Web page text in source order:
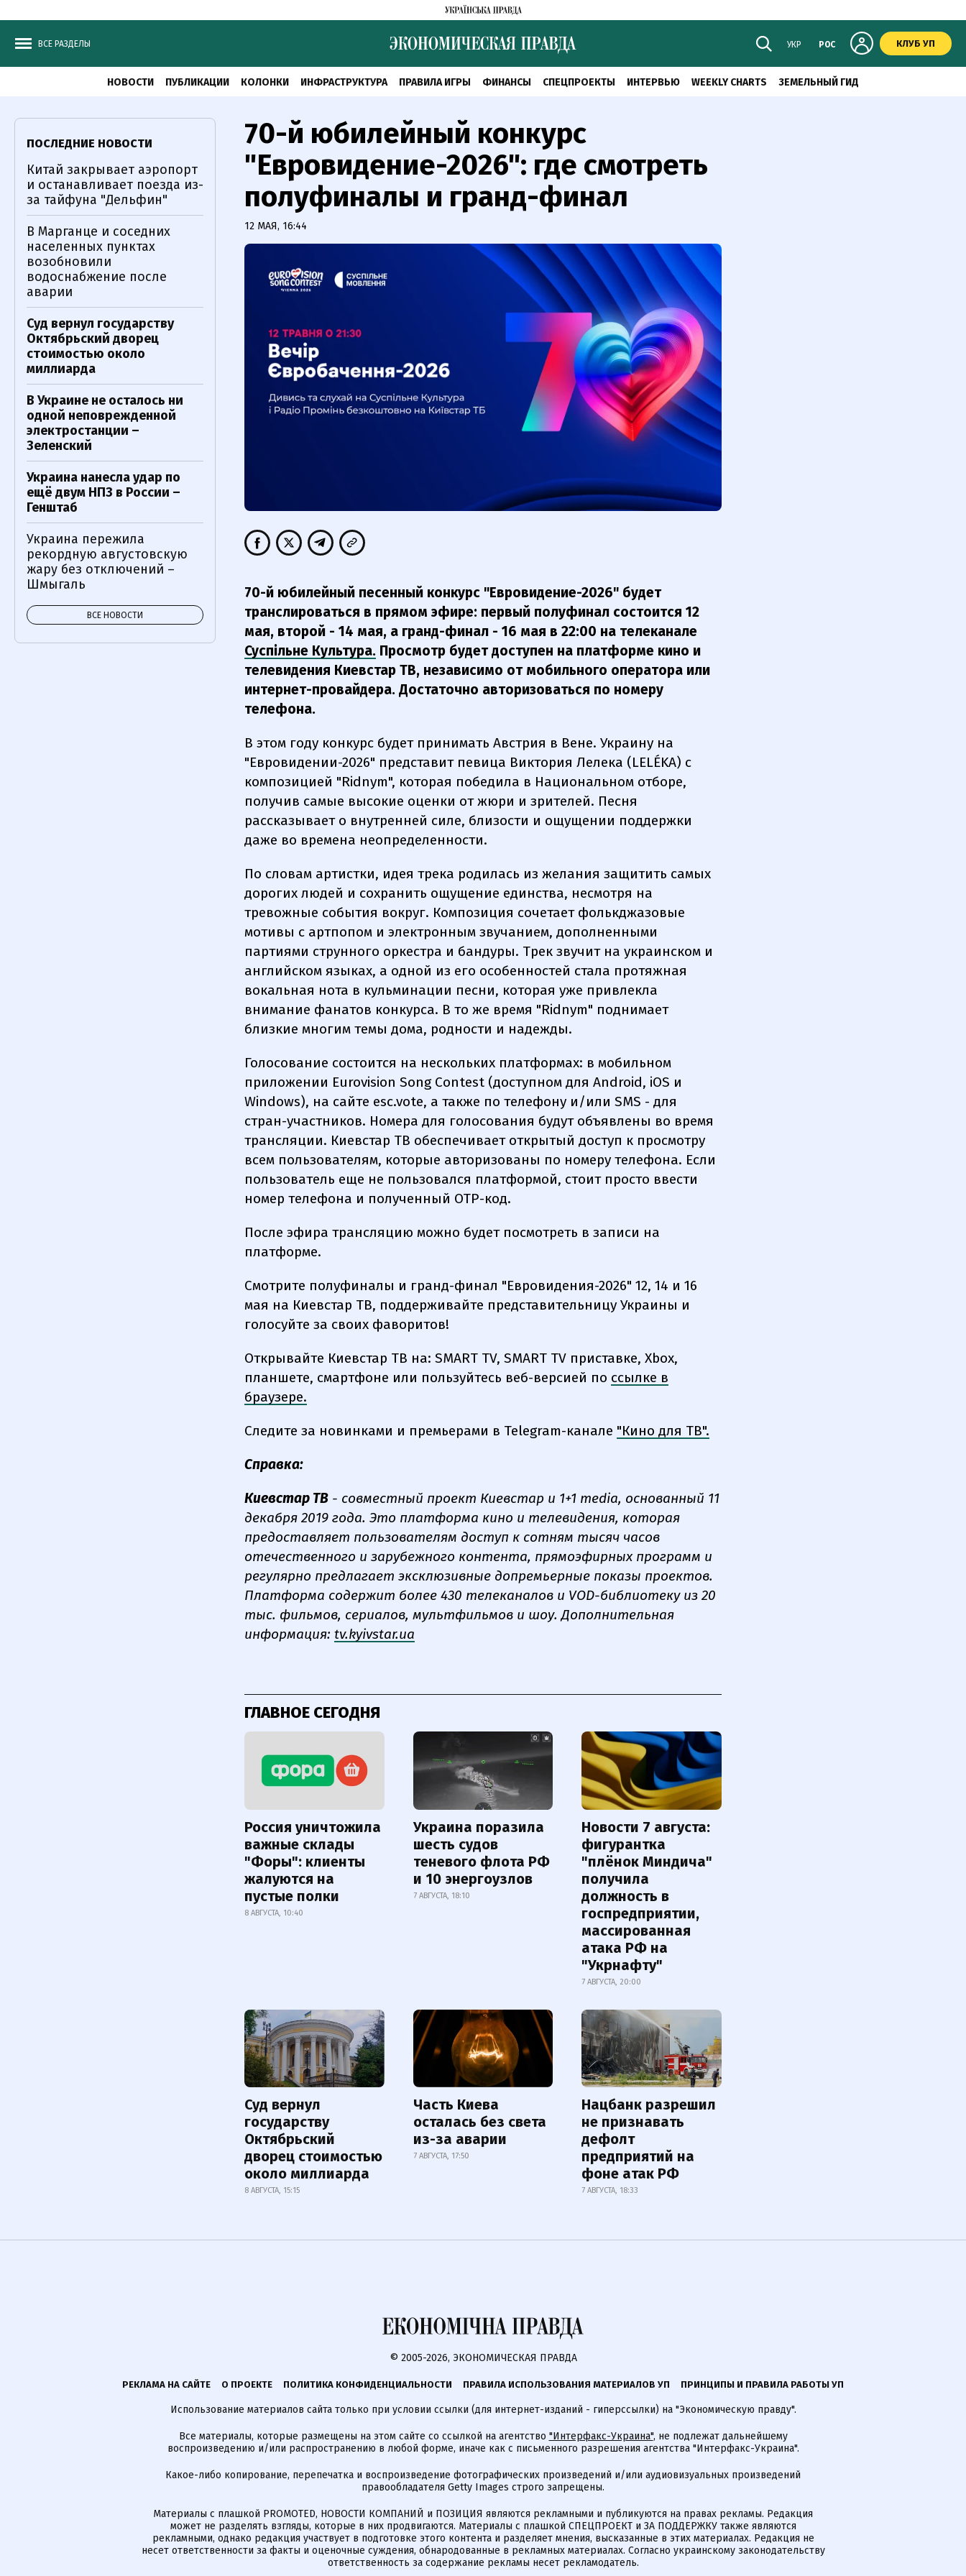
ВСЕ РАЗДЕЛЫ УКР РОС КЛУБ УП
НОВОСТИ ПУБЛИКАЦИИ КОЛОНКИ ИНФРАСТРУКТУРА ПРАВИЛА ИГРЫ ФИНАНСЫ СПЕЦПРОЕКТЫ ИНТЕРВЬЮ WEEKLY CHARTS ЗЕМЕЛЬНЫЙ ГИД
70-й юбилейный конкурс
"Евровидение-2026": где смотреть
полуфиналы и гранд-финал
12 МАЯ, 16:44
70-й юбилейный песенный конкурс "Евровидение-2026" будет
транслироваться в прямом эфире: первый полуфинал состоится 12
мая, второй - 14 мая, а гранд-финал - 16 мая в 22:00 на телеканале
Суспільне Культура. Просмотр будет доступен на платформе кино и
телевидения Киевстар ТВ, независимо от мобильного оператора или
интернет-провайдера. Достаточно авторизоваться по номеру
телефона.
В этом году конкурс будет принимать Австрия в Вене. Украину на
"Евровидении-2026" представит певица Виктория Лелека (LELÉKA) с
композицией "Ridnym", которая победила в Национальном отборе,
получив самые высокие оценки от жюри и зрителей. Песня
рассказывает о внутренней силе, близости и ощущении поддержки
даже во времена неопределенности.
По словам артистки, идея трека родилась из желания защитить самых
дорогих людей и сохранить ощущение единства, несмотря на
тревожные события вокруг. Композиция сочетает фолькджазовые
мотивы с артпопом и электронным звучанием, дополненными
партиями струнного оркестра и бандуры. Трек звучит на украинском и
английском языках, а одной из его особенностей стала протяжная
вокальная нота в кульминации песни, которая уже привлекла
внимание фанатов конкурса. В то же время "Ridnym" поднимает
близкие многим темы дома, родности и надежды.
Голосование состоится на нескольких платформах: в мобильном
приложении Eurovision Song Contest (доступном для Android, iOS и
Windows), на сайте esc.vote, а также по телефону и/или SMS - для
стран-участников. Номера для голосования будут объявлены во время
трансляции. Киевстар ТВ обеспечивает открытый доступ к просмотру
всем пользователям, которые авторизованы по номеру телефона. Если
пользователь еще не пользовался платформой, стоит просто ввести
номер телефона и полученный OTP-код.
После эфира трансляцию можно будет посмотреть в записи на
платформе.
Смотрите полуфиналы и гранд-финал "Евровидения-2026" 12, 14 и 16
мая на Киевстар ТВ, поддерживайте представительницу Украины и
голосуйте за своих фаворитов!
Открывайте Киевстар ТВ на: SMART TV, SMART TV приставке, Xbox,
планшете, смартфоне или пользуйтесь веб-версией по ссылке в
браузере.
Следите за новинками и премьерами в Telegram-канале "Кино для ТВ".
Справка:
Киевстар ТВ - совместный проект Киевстар и 1+1 media, основанный 11
декабря 2019 года. Это платформа кино и телевидения, которая
предоставляет пользователям доступ к сотням тысяч часов
отечественного и зарубежного контента, прямоэфирных программ и
регулярно предлагает эксклюзивные допремьерные показы проектов.
Платформа содержит более 430 телеканалов и VOD-библиотеку из 20
тыс. фильмов, сериалов, мультфильмов и шоу. Дополнительная
информация: tv.kyivstar.ua
ГЛАВНОЕ СЕГОДНЯ
Россия уничтожила
важные склады
"Форы": клиенты
жалуются на
пустые полки
8 АВГУСТА, 10:40
Украина поразила
шесть судов
теневого флота РФ
и 10 энергоузлов
7 АВГУСТА, 18:10
Новости 7 августа:
фигурантка
"плёнок Миндича"
получила
должность в
госпредприятии,
массированная
атака РФ на
"Укрнафту"
7 АВГУСТА, 20:00
Суд вернул
государству
Октябрьский
дворец стоимостью
около миллиарда
8 АВГУСТА, 15:15
Часть Киева
осталась без света
из-за аварии
7 АВГУСТА, 17:50
Нацбанк разрешил
не признавать
дефолт
предприятий на
фоне атак РФ
7 АВГУСТА, 18:33
ПОСЛЕДНИЕ НОВОСТИ
Китай закрывает аэропорт
и останавливает поезда из-
за тайфуна "Дельфин"
В Марганце и соседних
населенных пунктах
возобновили
водоснабжение после
аварии
Суд вернул государству
Октябрьский дворец
стоимостью около
миллиарда
В Украине не осталось ни
одной неповрежденной
электростанции –
Зеленский
Украина нанесла удар по
ещё двум НПЗ в России –
Генштаб
Украина пережила
рекордную августовскую
жару без отключений –
Шмыгаль
ВСЕ НОВОСТИ
© 2005-2026, ЭКОНОМИЧЕСКАЯ ПРАВДА
РЕКЛАМА НА САЙТЕ О ПРОЕКТЕ ПОЛИТИКА КОНФИДЕНЦИАЛЬНОСТИ ПРАВИЛА ИСПОЛЬЗОВАНИЯ МАТЕРИАЛОВ УП ПРИНЦИПЫ И ПРАВИЛА РАБОТЫ УП
Использование материалов сайта только при условии ссылки (для интернет-изданий - гиперссылки) на "Экономическую правду".
Все материалы, которые размещены на этом сайте со ссылкой на агентство "Интерфакс-Украина", не подлежат дальнейшему
воспроизведению и/или распространению в любой форме, иначе как с письменного разрешения агентства "Интерфакс-Украина".
Какое-либо копирование, перепечатка и воспроизведение фотографических произведений и/или аудиовизуальных произведений
правообладателя Getty Images строго запрещены.
Материалы с плашкой PROMOTED, НОВОСТИ КОМПАНИЙ и ПОЗИЦИЯ являются рекламными и публикуются на правах рекламы. Редакция
может не разделять взгляды, которые в них продвигаются. Материалы с плашкой СПЕЦПРОЕКТ и ЗА ПОДДЕРЖКУ также являются
рекламными, однако редакция участвует в подготовке этого контента и разделяет мнения, высказанные в этих материалах. Редакция не
несет ответственности за факты и оценочные суждения, обнародованные в рекламных материалах. Согласно украинскому законодательству
ответственность за содержание рекламы несет рекламодатель.